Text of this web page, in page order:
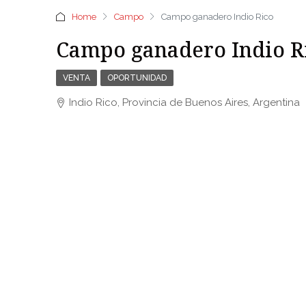
Home Campo Campo ganadero Indio Rico
Campo ganadero Indio
VENTA OPORTUNIDAD
Indio Rico, Provincia de Buenos Aires, Argentina